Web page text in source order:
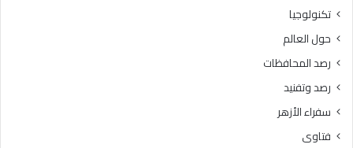
تكنولوجيا
حول العالم
رصد المحافظات
رصد وتفنيد
سفراء الأزهر
فتاوى